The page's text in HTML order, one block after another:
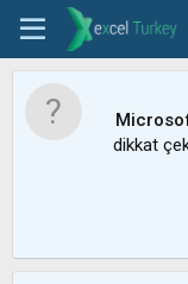
dikkat